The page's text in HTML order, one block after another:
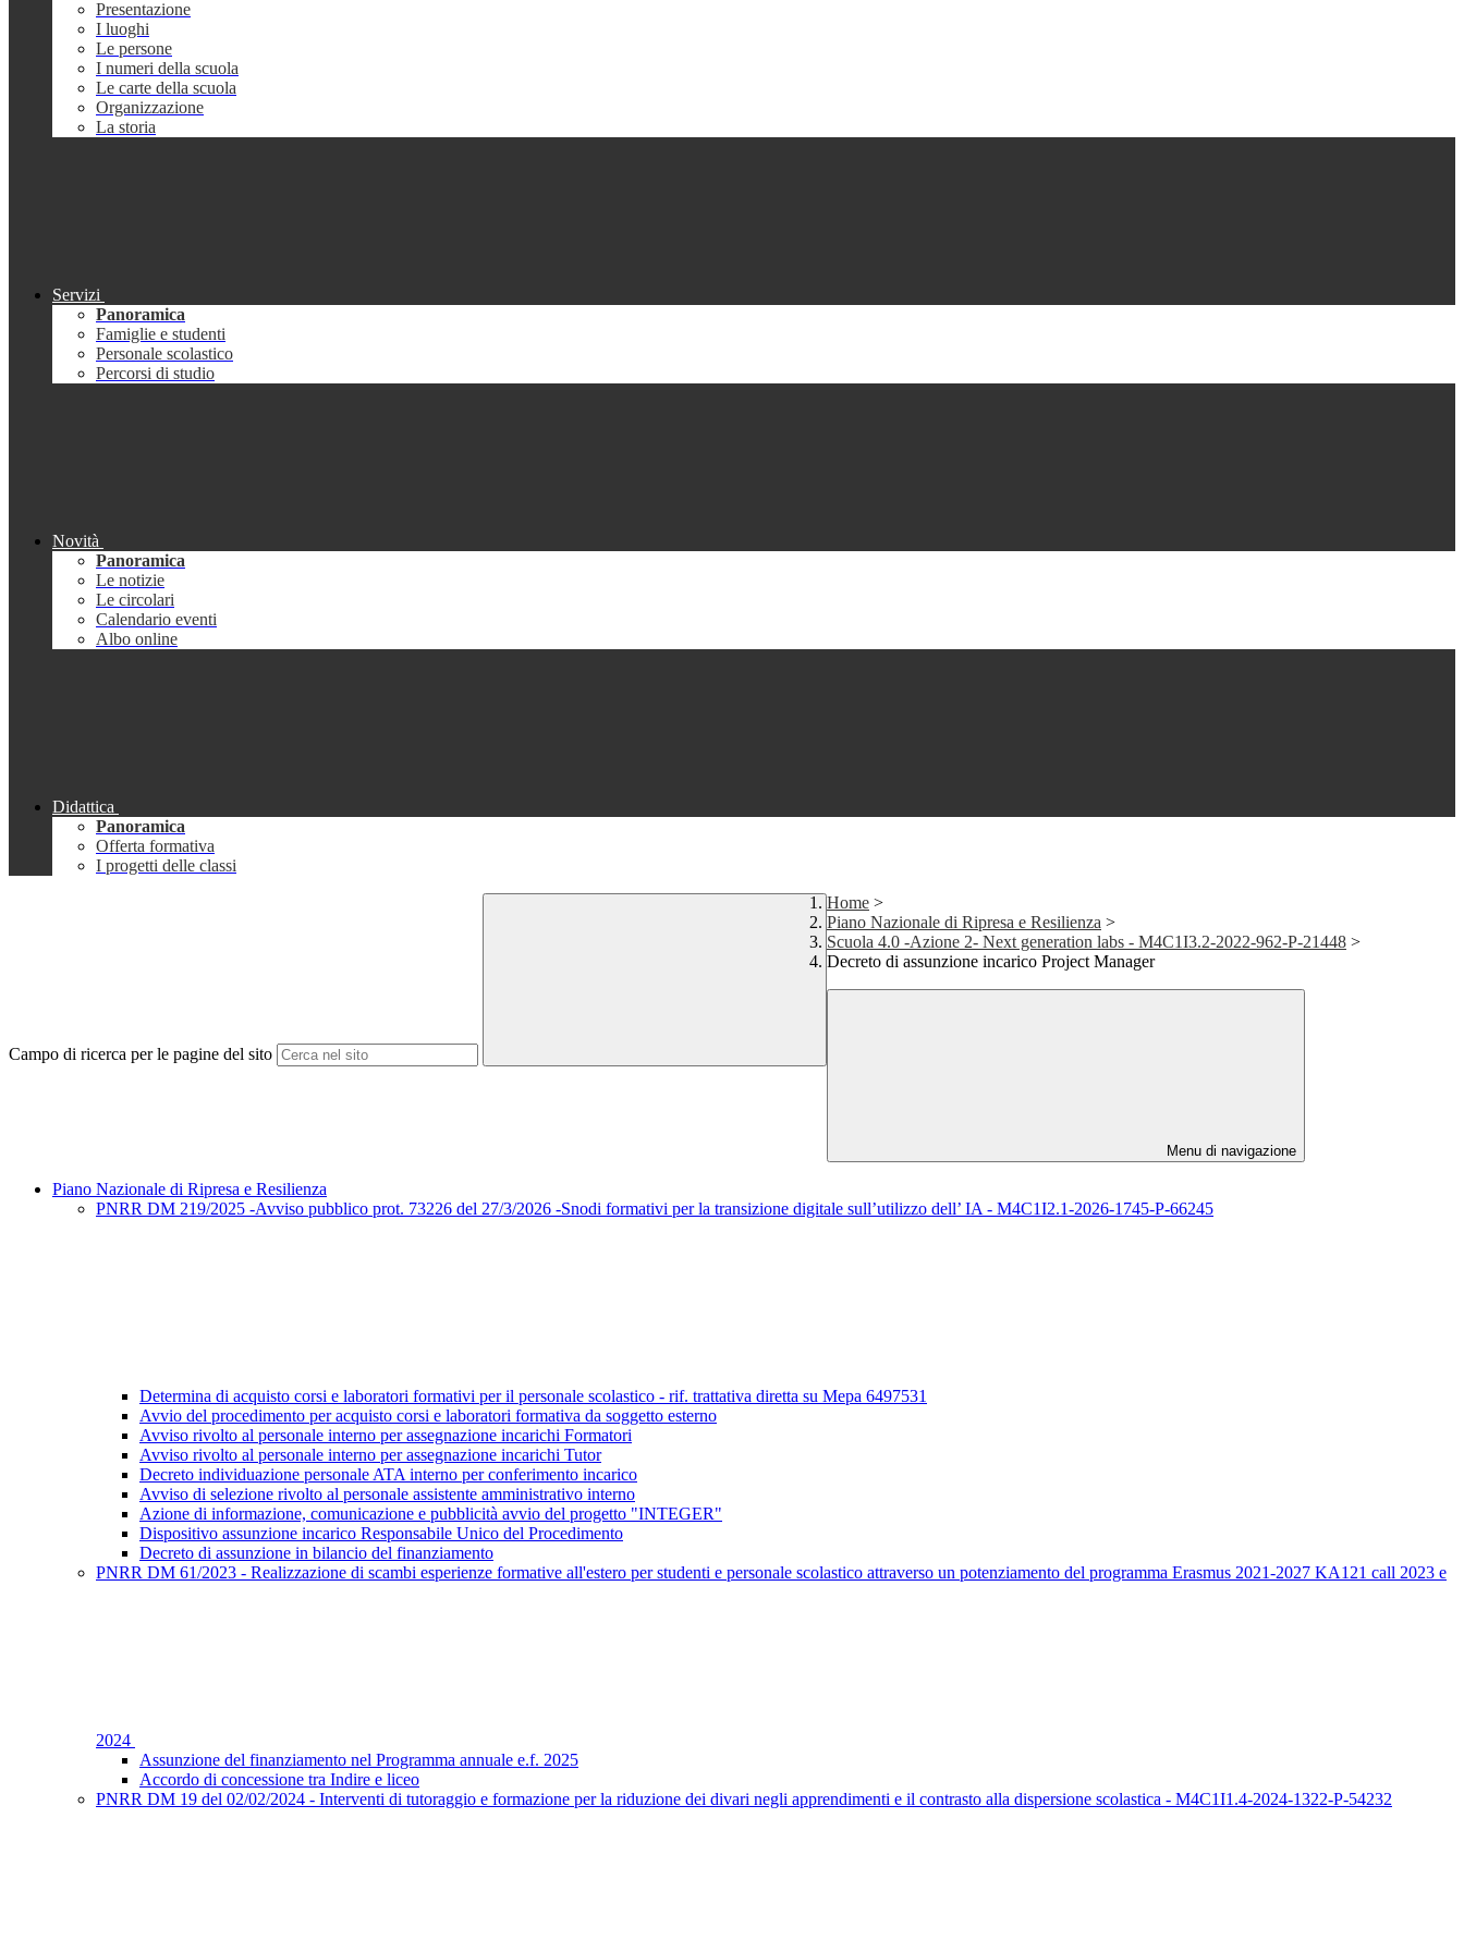
Presentazione
I luoghi
Le persone
I numeri della scuola
Le carte della scuola
Organizzazione
La storia
Servizi
Panoramica
Famiglie e studenti
Personale scolastico
Percorsi di studio
Novità
Panoramica
Le notizie
Le circolari
Calendario eventi
Albo online
Didattica
Panoramica
Offerta formativa
I progetti delle classi
Campo di ricerca per le pagine del sito
Home >
Piano Nazionale di Ripresa e Resilienza >
Scuola 4.0 -Azione 2- Next generation labs - M4C1I3.2-2022-962-P-21448 >
Decreto di assunzione incarico Project Manager
Menu di navigazione
Piano Nazionale di Ripresa e Resilienza
PNRR DM 219/2025 -Avviso pubblico prot. 73226 del 27/3/2026 -Snodi formativi per la transizione digitale sull’utilizzo dell’ IA - M4C1I2.1-2026-1745-P-66245
Determina di acquisto corsi e laboratori formativi per il personale scolastico - rif. trattativa diretta su Mepa 6497531
Avvio del procedimento per acquisto corsi e laboratori formativa da soggetto esterno
Avviso rivolto al personale interno per assegnazione incarichi Formatori
Avviso rivolto al personale interno per assegnazione incarichi Tutor
Decreto individuazione personale ATA interno per conferimento incarico
Avviso di selezione rivolto al personale assistente amministrativo interno
Azione di informazione, comunicazione e pubblicità avvio del progetto "INTEGER"
Dispositivo assunzione incarico Responsabile Unico del Procedimento
Decreto di assunzione in bilancio del finanziamento
PNRR DM 61/2023 - Realizzazione di scambi esperienze formative all'estero per studenti e personale scolastico attraverso un potenziamento del programma Erasmus 2021-2027 KA121 call 2023 e
2024
Assunzione del finanziamento nel Programma annuale e.f. 2025
Accordo di concessione tra Indire e liceo
PNRR DM 19 del 02/02/2024 - Interventi di tutoraggio e formazione per la riduzione dei divari negli apprendimenti e il contrasto alla dispersione scolastica - M4C1I1.4-2024-1322-P-54232